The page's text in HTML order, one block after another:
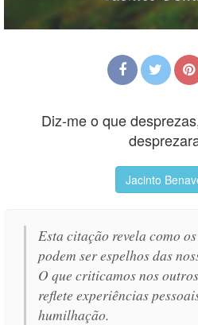
Diz-me o que
Jacinto
Esta citação revela como
podem ser espelhos das
O que criticamos nos
reflete experiências
humilhação.